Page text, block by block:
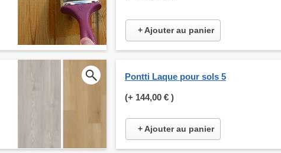
+ Ajouter au panier
Pontti Laque pour sols 5
(+ 144,00 € )
+ Ajouter au panier